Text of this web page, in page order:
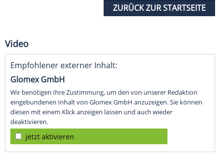
ZURÜCK ZUR STARTSEITE
Video
Empfohlener externer Inhalt:
Glomex GmbH
Wir benötigen Ihre Zustimmung, um den von unserer Redaktion
eingebundenen Inhalt von Glomex GmbH anzuzeigen. Sie können
diesen mit einem Klick anzeigen lassen und auch wieder
deaktivieren.
jetzt aktivieren